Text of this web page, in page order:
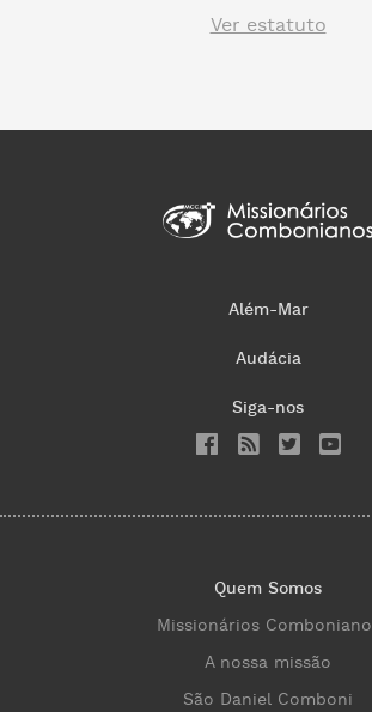
Ver estatuto
Além-Mar
Audácia
Siga-nos
Quem Somos
Missionários
A nossa missão
São Daniel Comboni